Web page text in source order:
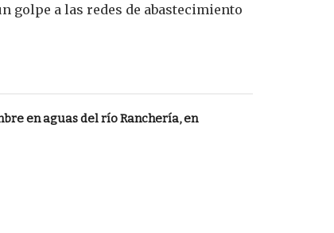
golpe a las redes de abastecimiento
en aguas del río Ranchería, en